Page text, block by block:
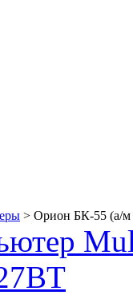
> Орион БК-55 (а/м